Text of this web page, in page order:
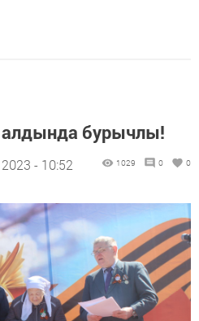
алдында бурычлы!
- 10:52 1029 0 0